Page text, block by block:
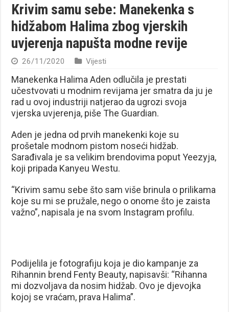
Krivim samu sebe: Manekenka s
hidžabom Halima zbog vjerskih
uvjerenja napušta modne revije
26/11/2020 Vijesti
Manekenka Halima Aden odlučila je prestati
učestvovati u modnim revijama jer smatra da ju je
rad u ovoj industriji natjerao da ugrozi svoja
vjerska uvjerenja, piše The Guardian.
Aden je jedna od prvih manekenki koje su
prošetale modnom pistom noseći hidžab.
Sarađivala je sa velikim brendovima poput Yeezyja,
koji pripada Kanyeu Westu.
“Krivim samu sebe što sam više brinula o prilikama
koje su mi se pružale, nego o onome što je zaista
važno”, napisala je na svom Instagram profilu.
Podijelila je fotografiju koja je dio kampanje za
Rihannin brend Fenty Beauty, napisavši: “Rihanna
mi dozvoljava da nosim hidžab. Ovo je djevojka
kojoj se vraćam, prava Halima”.